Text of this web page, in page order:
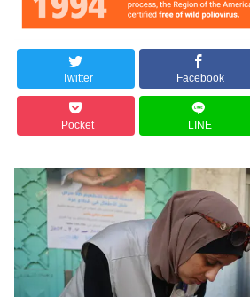
Twitter Facebook
Pocket LINE